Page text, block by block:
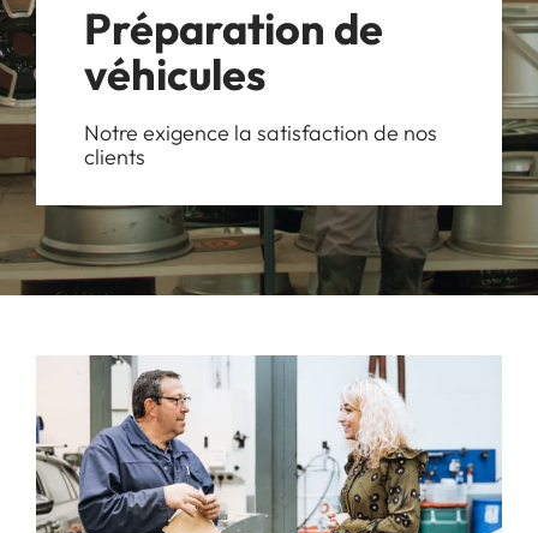
Préparation de
véhicules
Notre exigence la satisfaction de nos
clients